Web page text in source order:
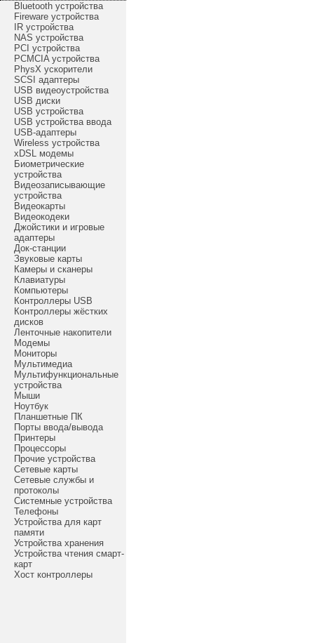
Bluetooth устройства
Fireware устройства
IR устройства
NAS устройства
PCI устройства
PCMCIA устройства
PhysX ускорители
SCSI адаптеры
USB видеоустройства
USB диски
USB устройства
USB устройства ввода
USB-адаптеры
Wireless устройства
xDSL модемы
Биометрические
устройства
Видеозаписывающие
устройства
Видеокарты
Видеокодеки
Джойстики и игровые
адаптеры
Док-станции
Звуковые карты
Камеры и сканеры
Клавиатуры
Компьютеры
Контроллеры USB
Контроллеры жёстких
дисков
Ленточные накопители
Модемы
Мониторы
Мультимедиа
Мультифункциональные
устройства
Мыши
Ноутбук
Планшетные ПК
Порты ввода/вывода
Принтеры
Процессоры
Прочие устройства
Сетевые карты
Сетевые службы и
протоколы
Системные устройства
Телефоны
Устройства для карт
памяти
Устройства хранения
Устройства чтения смарт-
карт
Хост контроллеры